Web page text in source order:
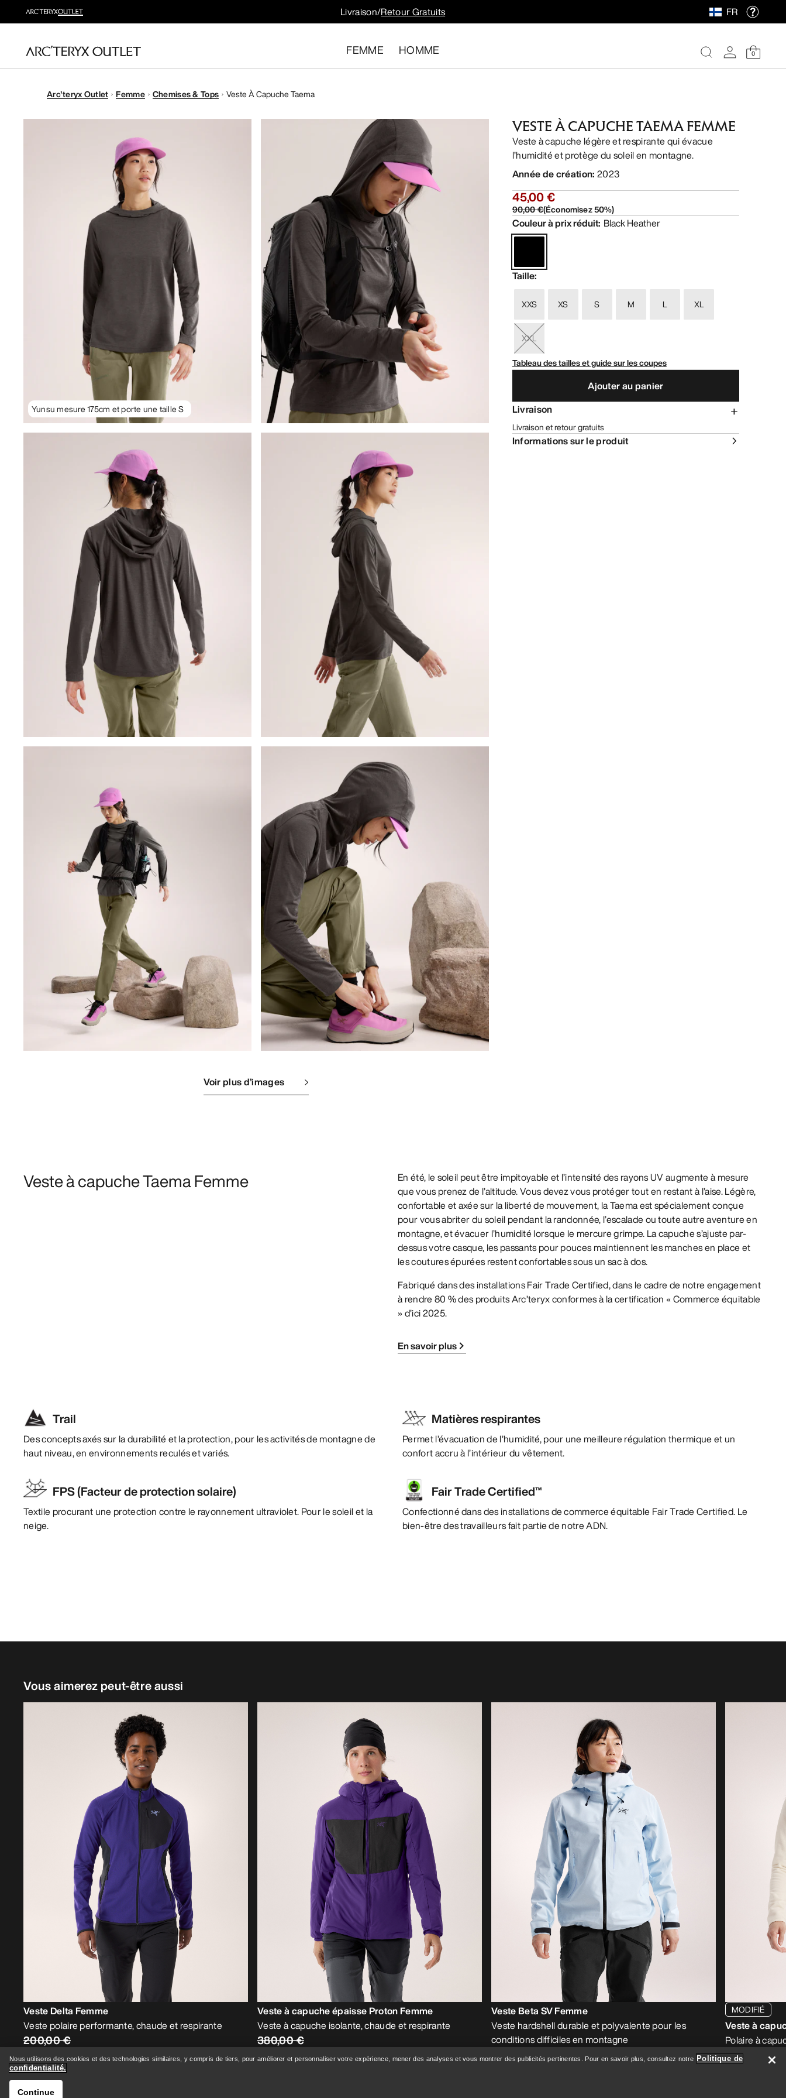
Livraison/Retour Gratuits FR
FEMME HOMME 0
Arc'teryx Outlet Femme Chemises & Tops Veste À Capuche Taema
Yunsu mesure 175cm et porte une taille S
Voir plus d’images
VESTE À CAPUCHE TAEMA FEMME
Veste à capuche légère et respirante qui évacue
l’humidité et protège du soleil en montagne.
Année de création: 2023
45,00 €
90,00 €(Économisez50%)
Couleur à prix réduit: Black Heather
Taille:
XXS XS S M L XL
XXL
Tableau des tailles et guide sur les coupes
Ajouter au panier
Livraison
Livraison et retour gratuits
Informations sur le produit
Veste à capuche Taema Femme
En été, le soleil peut être impitoyable et l’intensité des rayons UV augmente à mesure
que vous prenez de l’altitude. Vous devez vous protéger tout en restant à l’aise. Légère,
confortable et axée sur la liberté de mouvement, la Taema est spécialement conçue
pour vous abriter du soleil pendant la randonnée, l’escalade ou toute autre aventure en
montagne, et évacuer l’humidité lorsque le mercure grimpe. La capuche s’ajuste par-
dessus votre casque, les passants pour pouces maintiennent les manches en place et
les coutures épurées restent confortables sous un sac à dos.
Fabriqué dans des installations Fair Trade Certified, dans le cadre de notre engagement
à rendre 80 % des produits Arc’teryx conformes à la certification « Commerce équitable
» d’ici 2025.
En savoir plus
Trail
Des concepts axés sur la durabilité et la protection, pour les activités de montagne de
haut niveau, en environnements reculés et variés.
Matières respirantes
Permet l’évacuation de l’humidité, pour une meilleure régulation thermique et un
confort accru à l’intérieur du vêtement.
FPS (Facteur de protection solaire)
Textile procurant une protection contre le rayonnement ultraviolet. Pour le soleil et la
neige.
Fair Trade Certified™
Confectionné dans des installations de commerce équitable Fair Trade Certified. Le
bien-être des travailleurs fait partie de notre ADN.
Vous aimerez peut-être aussi
Veste Delta Femme
Veste polaire performante, chaude et respirante
200,00 €
120,00 €
Veste à capuche épaisse Proton Femme
Veste à capuche isolante, chaude et respirante
380,00 €
266,00 €
Veste Beta SV Femme
Veste hardshell durable et polyvalente pour les
conditions difficiles en montagne
800,00 €
MODIFIÉ
Veste à
Polaire à
200,00 €
Nous utilisons des cookies et des technologies similaires, y compris de tiers, pour améliorer et personnaliser votre expérience, mener des analyses et vous montrer des publicités pertinentes. Pour en savoir plus, consultez notre Politique de
confidentialité.
Continue